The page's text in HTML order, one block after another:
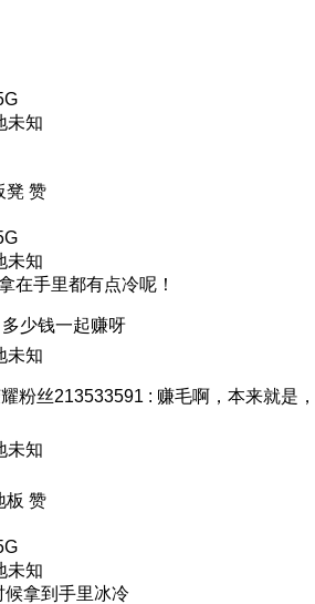
未知
凳 赞
未知
在手里都有点冷呢！
多少钱一起赚呀
未知
粉丝213533591 : 赚毛啊，本来就是，
未知
板 赞
未知
拿到手里冰冷